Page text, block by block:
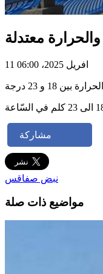
معتدلة
11 افريل 2025، 06:00
18 و 23 درجة
مشاركة
نبض صفاقس
مواضيع ذات صلة